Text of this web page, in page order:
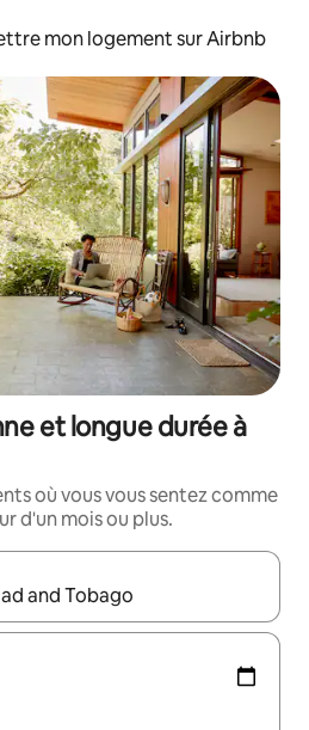
mon logement sur Airbnb
et longue durée à
où vous vous sentez comme
d'un mois ou plus.
utilisez les flèches vers le